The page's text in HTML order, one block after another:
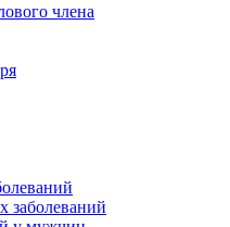
члена
заболеваний